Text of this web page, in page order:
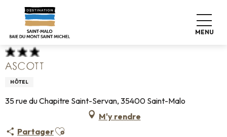
contenu
MENU
Accueil Poser ses valises
Ascott
ASCOTT
HÔTEL
35 rue du Chapitre Saint-Servan, 35400 Saint-Malo
M'y rendre
PartagerAjouter aux favoris